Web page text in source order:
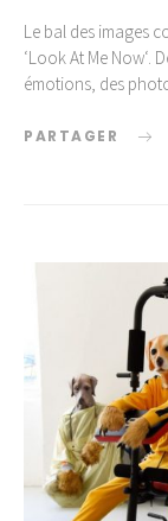
Le bal des images
‘Look At Me Now‘.
émotions, des
PARTAGER